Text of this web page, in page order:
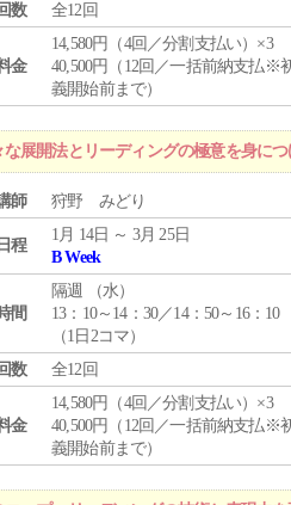
数
全12回
金
14,580円（4回／分割支払い）×3
40,500円（12回／一括前納支払※
義開始前まで）
展開法とリーディングの極意を身につ
師 狩野 みどり
日程
1月 14日 ～ 3月 25日
B Week
間
隔週 （水）
13：10～14：30／14：50～16：10
（1日2コマ）
数
全12回
金
14,580円（4回／分割支払い）×3
40,500円（12回／一括前納支払※
義開始前まで）